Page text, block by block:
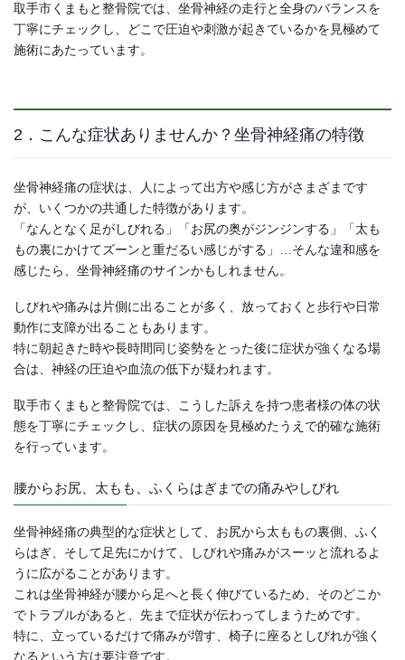
取手市くまもと整骨院では、坐骨神経の走行と全身のバランスを
丁寧にチェックし、どこで圧迫や刺激が起きているかを見極めて
施術にあたっています。
2．こんな症状ありませんか？坐骨神経痛の特徴
坐骨神経痛の症状は、人によって出方や感じ方がさまざまです
が、いくつかの共通した特徴があります。
「なんとなく足がしびれる」「お尻の奥がジンジンする」「太も
もの裏にかけてズーンと重だるい感じがする」…そんな違和感を
感じたら、坐骨神経痛のサインかもしれません。
しびれや痛みは片側に出ることが多く、放っておくと歩行や日常
動作に支障が出ることもあります。
特に朝起きた時や長時間同じ姿勢をとった後に症状が強くなる場
合は、神経の圧迫や血流の低下が疑われます。
取手市くまもと整骨院では、こうした訴えを持つ患者様の体の状
態を丁寧にチェックし、症状の原因を見極めたうえで的確な施術
を行っています。
腰からお尻、太もも、ふくらはぎまでの痛みやしびれ
坐骨神経痛の典型的な症状として、お尻から太ももの裏側、ふく
らはぎ、そして足先にかけて、しびれや痛みがスーッと流れるよ
うに広がることがあります。
これは坐骨神経が腰から足へと長く伸びているため、そのどこか
でトラブルがあると、先まで症状が伝わってしまうためです。
特に、立っているだけで痛みが増す、椅子に座るとしびれが強く
なるという方は要注意です。